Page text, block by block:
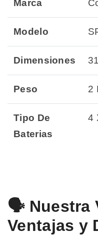
Marca
Modelo
Dimensiones
Peso 2
Tipo De
Baterias
4
🗣️ Nuestra
Ventajas y